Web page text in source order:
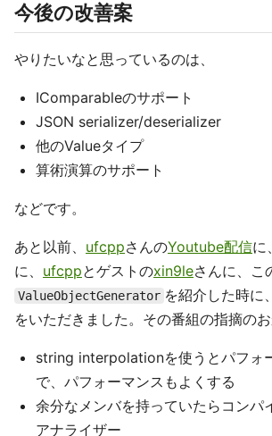
今後の改善案
やりたいなと思っているのは、
IComparableのサポート
JSON serializer/deserializer
他のValueタイプ
算術演算のサポート
などです。
あと以前、 ufcppさんのYoutube配信に
に、 ufcppとゲストのxin9leさんに、こ
ValueObjectGenerator を紹介した時に
をいただきました。その番組の指摘の
string interpolationを使うとパフォ
で、パフォーマンスもよくする
余分なメンバを持っていたらコンパ
アナライザー